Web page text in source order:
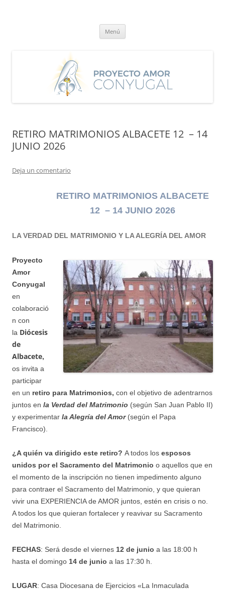
Menú
RETIRO MATRIMONIOS ALBACETE 12 – 14
JUNIO 2026
Deja un comentario
RETIRO MATRIMONIOS ALBACETE
12 – 14 JUNIO 2026
LA VERDAD DEL MATRIMONIO Y LA ALEGRÍA DEL AMOR
Proyecto
Amor
Conyugal
en
colaboració
n con
la Diócesis
de
Albacete,
os invita a
participar
en un retiro para Matrimonios, con el objetivo de adentrarnos
juntos en la Verdad del Matrimonio (según San Juan Pablo II)
y experimentar la Alegría del Amor(según el Papa
Francisco).
¿A quién va dirigido este retiro? A todos los esposos
unidos por el Sacramento del Matrimonio o aquellos que en
el momento de la inscripción no tienen impedimento alguno
para contraer el Sacramento del Matrimonio, y que quieran
vivir una EXPERIENCIA de AMOR juntos, estén en crisis o no.
A todos los que quieran fortalecer y reavivar su Sacramento
del Matrimonio.
FECHAS: Será desde el viernes 12 de junio a las 18:00 h
hasta el domingo 14 de junio a las 17:30 h.
LUGAR: Casa Diocesana de Ejercicios «La Inmaculada